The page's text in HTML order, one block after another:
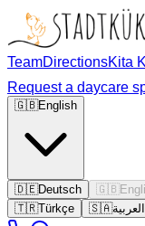
TeamDirectionsKita
Request a daycare
🇬🇧English
🇩🇪Deutsch 🇬🇧
🇹🇷Türkçe 🇸🇦العربية